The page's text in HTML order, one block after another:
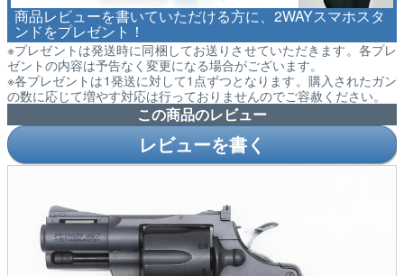
商品レビューを書いていただける方に、2WAYスマホスタ
ンドをプレゼント！
※プレゼントは発送時に同梱してお送りさせていただきます。各プレ
ゼントの内容は予告なく変更になる場合がございます。
※各プレゼントは1発送に対して1点ずつとなります。購入されたガン
の数に応じて増やす対応は行っておりませんのでご容赦ください。
この商品のレビュー
レビューを書く